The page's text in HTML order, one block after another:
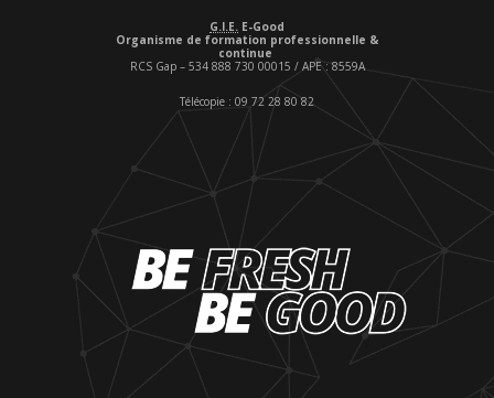
G.I.E. E-Good
Organisme de formation professionnelle &
continue
RCS Gap – 534 888 730 00015 / APE : 8559A
Télécopie : 09 72 28 80 82